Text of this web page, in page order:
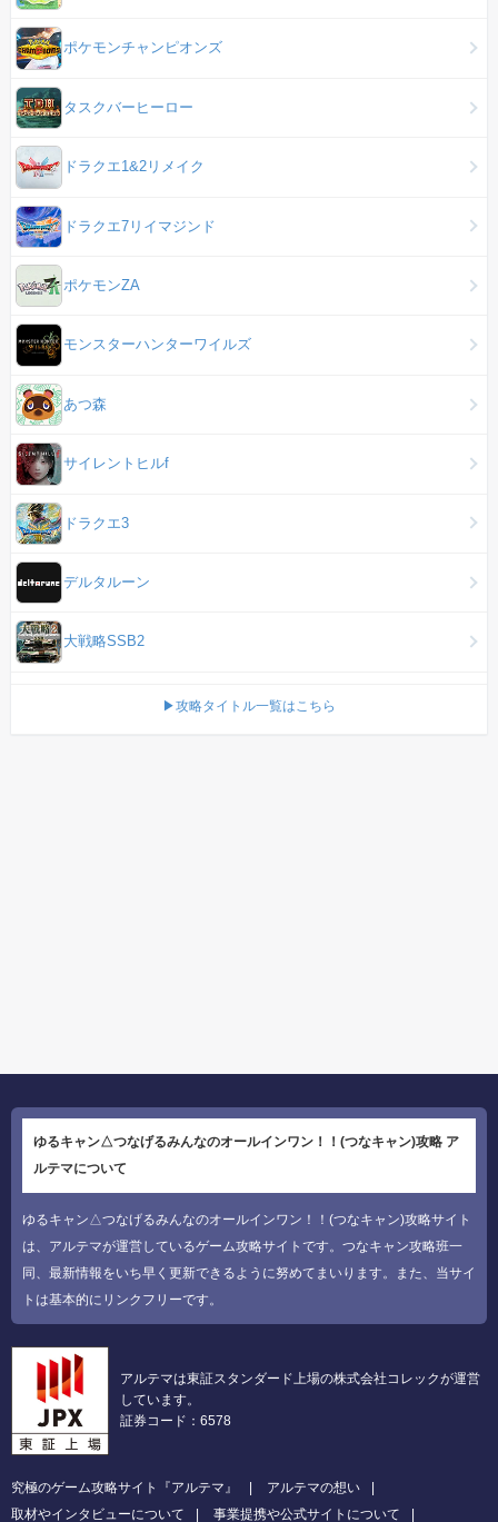
ポケモンチャンピオンズ
タスクバーヒーロー
ドラクエ1&2リメイク
ドラクエ7リイマジンド
ポケモンZA
モンスターハンターワイルズ
あつ森
サイレントヒルf
ドラクエ3
デルタルーン
大戦略SSB2
▶攻略タイトル一覧はこちら
ゆるキャン△つなげるみんなのオールインワン！！(つなキャン)攻略 ア
ルテマについて
ゆるキャン△つなげるみんなのオールインワン！！(つなキャン)攻略サイト
は、アルテマが運営しているゲーム攻略サイトです。つなキャン攻略班一
同、最新情報をいち早く更新できるように努めてまいります。また、当サイ
トは基本的にリンクフリーです。
アルテマは東証スタンダード上場の株式会社コレックが運営
しています。
証券コード：6578
究極のゲーム攻略サイト『アルテマ』
アルテマの想い
取材やインタビューについて
事業提携や公式サイトについて